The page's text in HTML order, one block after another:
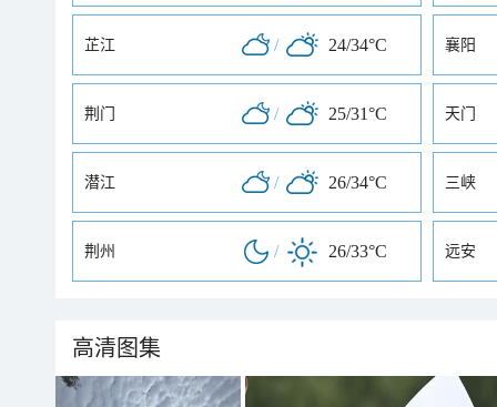
芷江 / 24/34°C 襄阳
荆门 / 25/31°C 天门
潜江 / 26/34°C 三峡
荆州 / 26/33°C 远安
高清图集